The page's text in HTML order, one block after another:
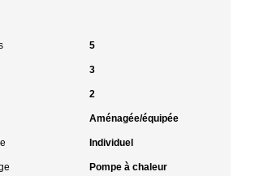
5
3
2
Aménagée/équipée
Individuel
Pompe à chaleur